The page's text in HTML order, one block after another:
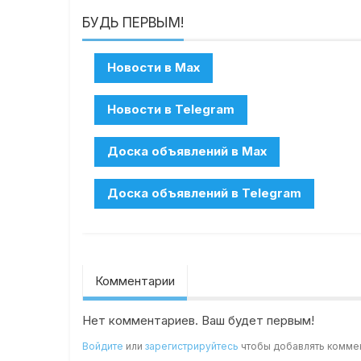
БУДЬ ПЕРВЫМ!
Комментарии
Нет комментариев. Ваш будет первым!
Войдите илизарегистрируйтесь чтобы добавлять